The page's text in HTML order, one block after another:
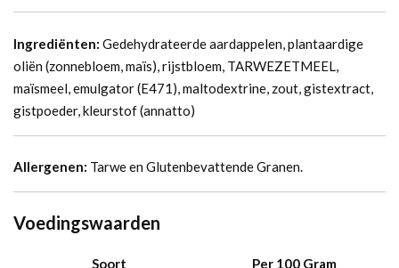
Ingrediënten: Gedehydrateerde aardappelen, plantaardige
oliën (zonnebloem, maïs), rijstbloem, TARWEZETMEEL,
maïsmeel, emulgator (E471), maltodextrine, zout, gistextract,
gistpoeder, kleurstof (annatto)
Allergenen: Tarwe en Glutenbevattende Granen.
Voedingswaarden
Soort Per 100 Gram